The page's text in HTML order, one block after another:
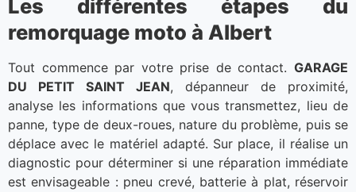
Les différentes étapes du
remorquage moto à Albert
Tout commence par votre prise de contact. GARAGE
DU PETIT SAINT JEAN, dépanneur de proximité,
analyse les informations que vous transmettez, lieu de
panne, type de deux-roues, nature du problème, puis se
déplace avec le matériel adapté. Sur place, il réalise un
diagnostic pour déterminer si une réparation immédiate
est envisageable : pneu crevé, batterie à plat, réservoir